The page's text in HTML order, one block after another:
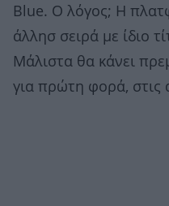
Blue. O λόγος; Η
άλλησ σειρά με ίδιο
Μάλιστα θα κάνει
για πρώτη φορά, στις